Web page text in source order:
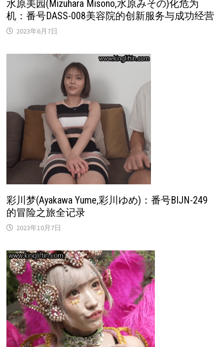
水原美园(Mizuhara Misono,水原みその)化危为
机：番号DASS-008美容院的创新服务与成功经营
2023年6月7日
彩川梦(Ayakawa Yume,彩川ゆめ)：番号BIJN-249
的冒险之旅全记录
2023年10月7日